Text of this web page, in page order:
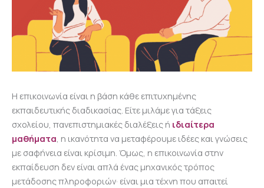
Η επικοινωνία είναι η βάση κάθε επιτυχημένης
εκπαιδευτικής διαδικασίας. Είτε μιλάμε για τάξεις
σχολείου, πανεπιστημιακές διαλέξεις ή ιδιαίτερα
μαθήματα, η ικανότητα να μεταφέρουμε ιδέες και γνώσεις
με σαφήνεια είναι κρίσιμη. Όμως, η επικοινωνία στην
εκπαίδευση δεν είναι απλά ένας μηχανικός τρόπος
μετάδοσης πληροφοριών· είναι μια τέχνη που απαιτεί